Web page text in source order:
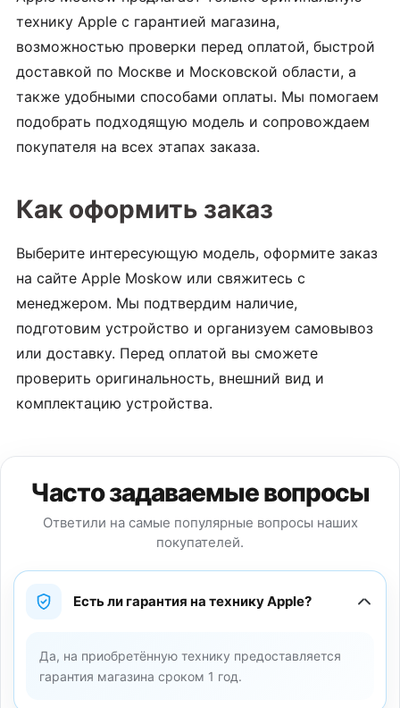
технику Apple с гарантией магазина,
возможностью проверки перед оплатой, быстрой
доставкой по Москве и Московской области, а
также удобными способами оплаты. Мы помогаем
подобрать подходящую модель и сопровождаем
покупателя на всех этапах заказа.
Как оформить заказ
Выберите интересующую модель, оформите заказ
на сайте Apple Moskow или свяжитесь с
менеджером. Мы подтвердим наличие,
подготовим устройство и организуем самовывоз
или доставку. Перед оплатой вы сможете
проверить оригинальность, внешний вид и
комплектацию устройства.
Часто задаваемые вопросы
Ответили на самые популярные вопросы наших
покупателей.
Есть ли гарантия на технику Apple?
Да, на приобретённую технику предоставляется
гарантия магазина сроком 1 год.